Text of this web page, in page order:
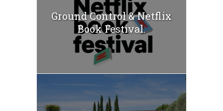
Ground Control & Netflix
Book Festival.